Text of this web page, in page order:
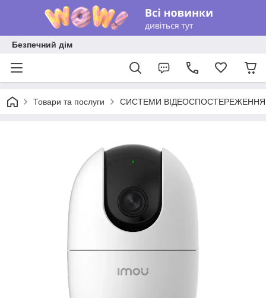
Безпечний дім
Товари та послуги СИСТЕМИ ВІДЕОСПОСТЕРЕЖЕННЯ